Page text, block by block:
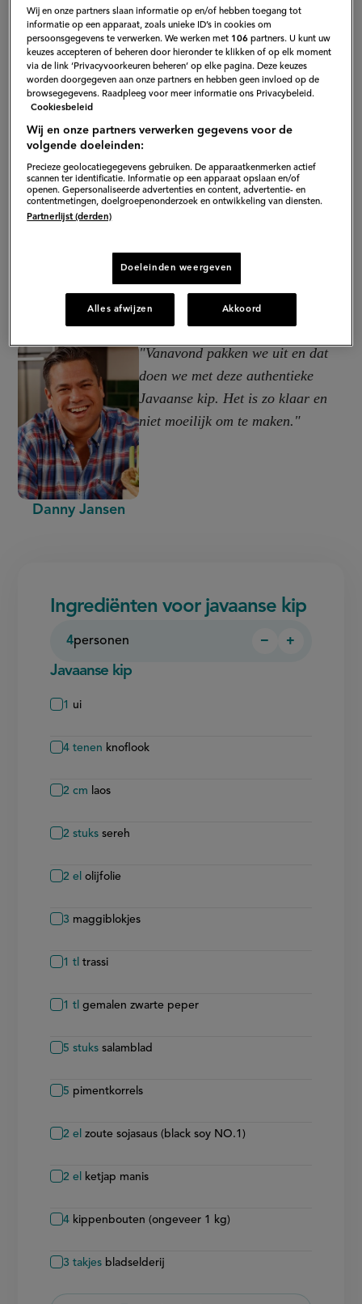
Danny Jansen
"Vanavond pakken we uit en dat
doen we met deze authentieke
Javaanse kip. Het is zo klaar en
niet moeilijk om te maken."
Ingrediënten voor javaanse kip
4personen
Persoon
−
Persoon
+
Javaanse kip
1 ui
4 tenen knoflook
2 cm laos
2 stuks sereh
2 el olijfolie
3 maggiblokjes
1 tl trassi
1 tl gemalen zwarte peper
5 stuks salamblad
5 pimentkorrels
2 el zoute sojasaus (black soy NO.1)
2 el ketjap manis
4 kippenbouten (ongeveer 1 kg)
3 takjes bladselderij
Wij en onze partners slaan informatie op en/of hebben toegang tot
informatie op een apparaat, zoals unieke ID’s in cookies om
persoonsgegevens te verwerken. We werken met 106 partners. U kunt uw
keuzes accepteren of beheren door hieronder te klikken of op elk moment
via de link ‘Privacyvoorkeuren beheren’ op elke pagina. Deze keuzes
worden doorgegeven aan onze partners en hebben geen invloed op de
browsegegevens. Raadpleeg voor meer informatie ons Privacybeleid.
Cookiesbeleid
Wij en onze partners verwerken gegevens voor de
volgende doeleinden:
Precieze geolocatiegegevens gebruiken. De apparaatkenmerken actief
scannen ter identificatie. Informatie op een apparaat opslaan en/of
openen. Gepersonaliseerde advertenties en content, advertentie- en
contentmetingen, doelgroepenonderzoek en ontwikkeling van diensten.
Partnerlijst (derden)
Doeleinden weergeven
Alles afwijzen Akkoord